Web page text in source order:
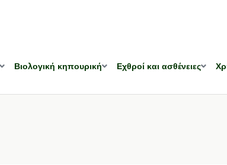
Βιολογική κηπουρική Εχθροί και ασθένειες